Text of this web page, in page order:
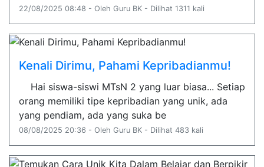
22/08/2025 08:48 - Oleh Guru BK - Dilihat 1311 kali
Kenali Dirimu, Pahami Kepribadianmu!
Hai siswa-siswi MTsN 2 yang luar biasa... Setiap
orang memiliki tipe kepribadian yang unik, ada
yang pendiam, ada yang suka be
08/08/2025 20:36 - Oleh Guru BK - Dilihat 483 kali